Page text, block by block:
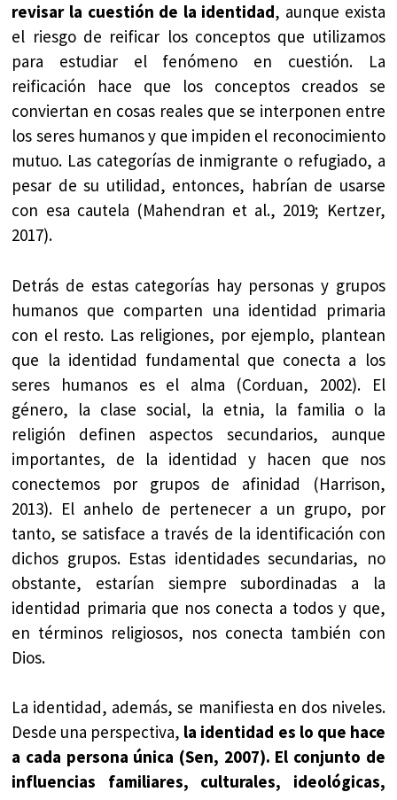
revisar la cuestión de la identidad, aunque exista
el riesgo de reificar los conceptos que utilizamos
para estudiar el fenómeno en cuestión. La
reificación hace que los conceptos creados se
conviertan en cosas reales que se interponen entre
los seres humanos y que impiden el reconocimiento
mutuo. Las categorías de inmigrante o refugiado, a
pesar de su utilidad, entonces, habrían de usarse
con esa cautela (Mahendran et al., 2019; Kertzer,
2017).
Detrás de estas categorías hay personas y grupos
humanos que comparten una identidad primaria
con el resto. Las religiones, por ejemplo, plantean
que la identidad fundamental que conecta a los
seres humanos es el alma (Corduan, 2002). El
género, la clase social, la etnia, la familia o la
religión definen aspectos secundarios, aunque
importantes, de la identidad y hacen que nos
conectemos por grupos de afinidad (Harrison,
2013). El anhelo de pertenecer a un grupo, por
tanto, se satisface a través de la identificación con
dichos grupos. Estas identidades secundarias, no
obstante, estarían siempre subordinadas a la
identidad primaria que nos conecta a todos y que,
en términos religiosos, nos conecta también con
Dios.
La identidad, además, se manifiesta en dos niveles.
Desde una perspectiva, la identidad es lo que hace
a cada persona única (Sen, 2007). El conjunto de
influencias familiares, culturales, ideológicas,